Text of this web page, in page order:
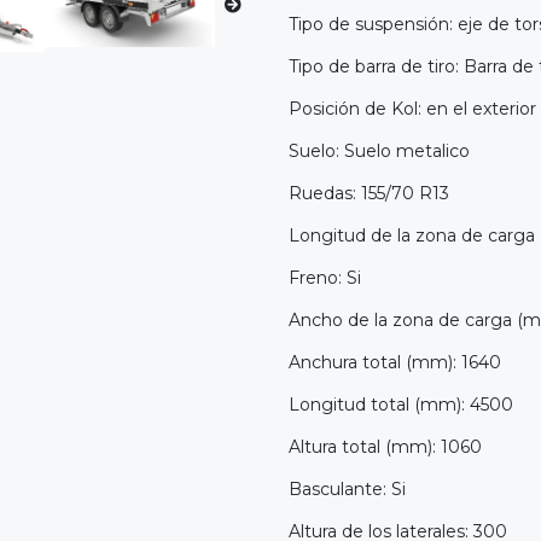
Tipo de suspensión: eje de
Tipo de barra de tiro: Barra de
Posición de Kol: en el exterior
Suelo: Suelo metalico
Ruedas: 155/70 R13
Longitud de la zona de
Freno: Si
Ancho de la zona de carga
Anchura total (mm): 1640
Longitud total (mm): 4500
Altura total (mm): 1060
Basculante: Si
Altura de los laterales: 300